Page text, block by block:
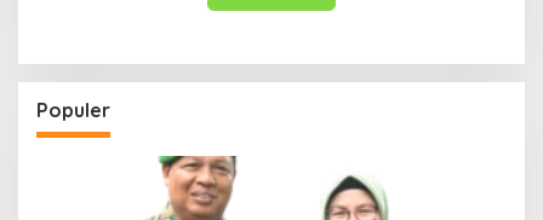
Populer